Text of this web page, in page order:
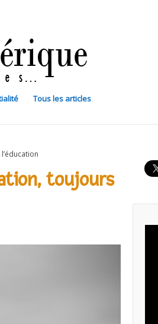
Tous les articles
toujours